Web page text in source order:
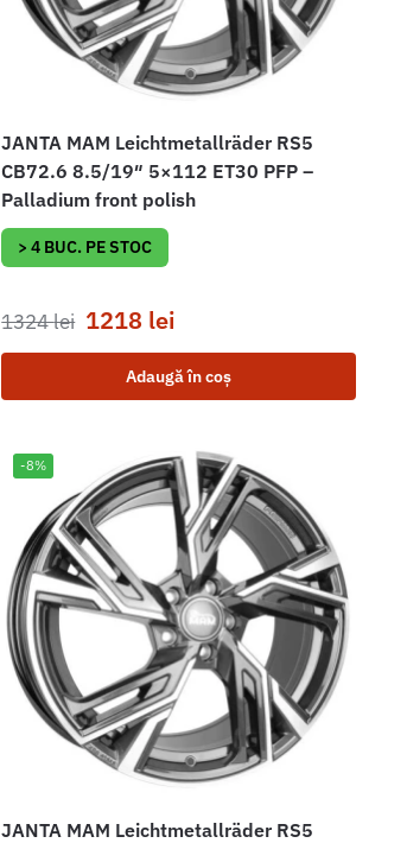
JANTA MAM Leichtmetallräder RS5
CB72.6 8.5/19″ 5×112 ET30 PFP –
Palladium front polish
> 4 BUC. PE STOC
1324lei 1218 lei
Adaugă în coș
-8%
JANTA MAM Leichtmetallräder RS5